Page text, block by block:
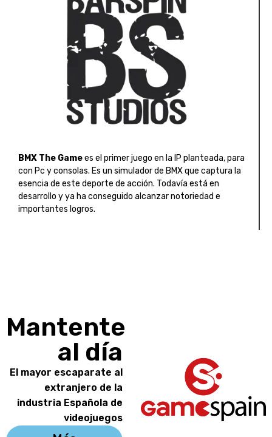
BMX The Gamees el primer juego en la IP planteada, para
con Pc y consolas. Es un simulador de BMX que captura la
esencia de este deporte de acción. Todavía está en
desarrollo y ya ha conseguido alcanzar notoriedad e
importantes logros.
Mantente
al día
El mayor escaparate al
extranjero de la
industria Española de
videojuegos